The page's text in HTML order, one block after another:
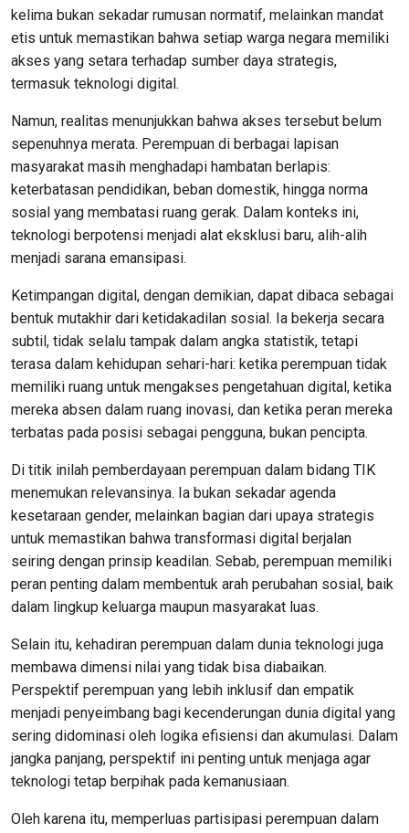
kelima bukan sekadar rumusan normatif, melainkan mandat
etis untuk memastikan bahwa setiap warga negara memiliki
akses yang setara terhadap sumber daya strategis,
termasuk teknologi digital.
Namun, realitas menunjukkan bahwa akses tersebut belum
sepenuhnya merata. Perempuan di berbagai lapisan
masyarakat masih menghadapi hambatan berlapis:
keterbatasan pendidikan, beban domestik, hingga norma
sosial yang membatasi ruang gerak. Dalam konteks ini,
teknologi berpotensi menjadi alat eksklusi baru, alih-alih
menjadi sarana emansipasi.
Ketimpangan digital, dengan demikian, dapat dibaca sebagai
bentuk mutakhir dari ketidakadilan sosial. Ia bekerja secara
subtil, tidak selalu tampak dalam angka statistik, tetapi
terasa dalam kehidupan sehari-hari: ketika perempuan tidak
memiliki ruang untuk mengakses pengetahuan digital, ketika
mereka absen dalam ruang inovasi, dan ketika peran mereka
terbatas pada posisi sebagai pengguna, bukan pencipta.
Di titik inilah pemberdayaan perempuan dalam bidang TIK
menemukan relevansinya. Ia bukan sekadar agenda
kesetaraan gender, melainkan bagian dari upaya strategis
untuk memastikan bahwa transformasi digital berjalan
seiring dengan prinsip keadilan. Sebab, perempuan memiliki
peran penting dalam membentuk arah perubahan sosial, baik
dalam lingkup keluarga maupun masyarakat luas.
Selain itu, kehadiran perempuan dalam dunia teknologi juga
membawa dimensi nilai yang tidak bisa diabaikan.
Perspektif perempuan yang lebih inklusif dan empatik
menjadi penyeimbang bagi kecenderungan dunia digital yang
sering didominasi oleh logika efisiensi dan akumulasi. Dalam
jangka panjang, perspektif ini penting untuk menjaga agar
teknologi tetap berpihak pada kemanusiaan.
Oleh karena itu, memperluas partisipasi perempuan dalam